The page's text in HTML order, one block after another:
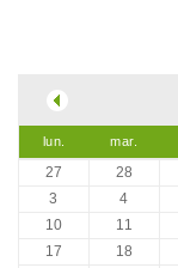
lun. mar.
27 28
3
4
10
11
17
18